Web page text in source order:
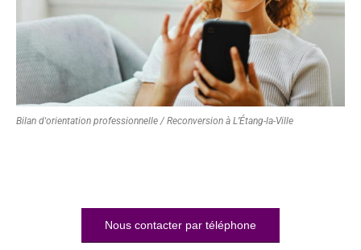
Bilan d'orientation professionnelle / Reconversion à L’Étang-la-Ville
Nous contacter par téléphone